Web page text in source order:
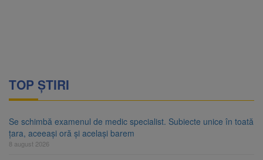
TOP ȘTIRI
Se schimbă examenul de medic specialist. Subiecte unice în toată
țara, aceeași oră și același barem
8 august 2026